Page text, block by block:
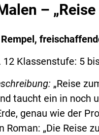
–
Klassenstufe: 5
„Reise
taucht ein in noch
genau wie der
Roman: „Die Reise